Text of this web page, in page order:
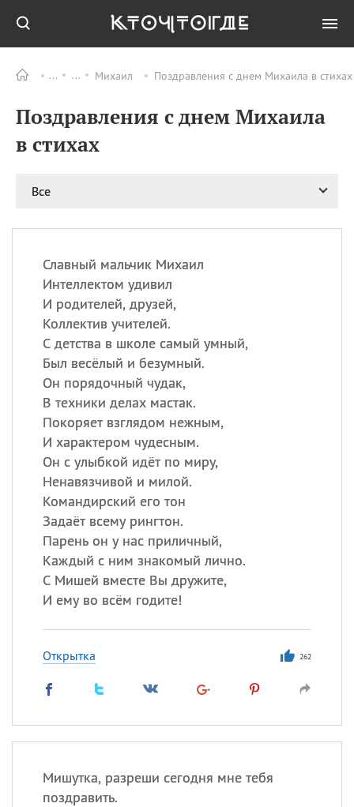
Михаил Поздравления с днем Михаила в
Поздравления с днем Михаила
в стихах
Все
Славный мальчик Михаил
Интеллектом удивил
И родителей, друзей,
Коллектив учителей.
С детства в школе самый умный,
Был весёлый и безумный.
Он порядочный чудак,
В техники делах мастак.
Покоряет взглядом нежным,
И характером чудесным.
Он с улыбкой идёт по миру,
Ненавязчивой и милой.
Командирский его тон
Задаёт всему рингтон.
Парень он у нас приличный,
Каждый с ним знакомый лично.
С Мишей вместе Вы дружите,
И ему во всём годите!
Открытка 262
Мишутка, разреши сегодня мне тебя
поздравить.
ПРАЗДНИКИ Все
09.08 День памяти жертв
день
рисового пудинга
09.08
ИМЕНА
Сегодня празднуют именины
Сергей
Посмотреть значение
происхождение